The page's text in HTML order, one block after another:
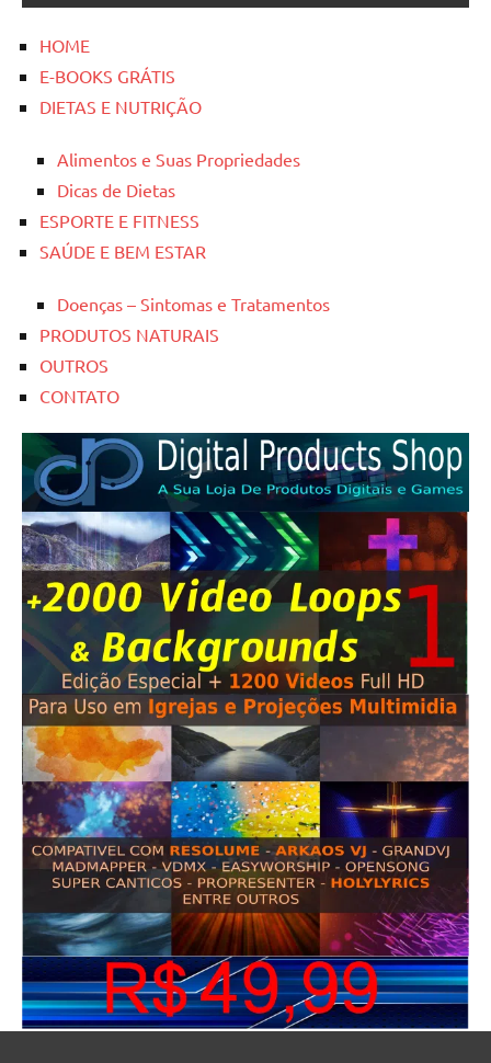
HOME
E-BOOKS GRÁTIS
DIETAS E NUTRIÇÃO
Alimentos e Suas Propriedades
Dicas de Dietas
ESPORTE E FITNESS
SAÚDE E BEM ESTAR
Doenças – Sintomas e Tratamentos
PRODUTOS NATURAIS
OUTROS
CONTATO